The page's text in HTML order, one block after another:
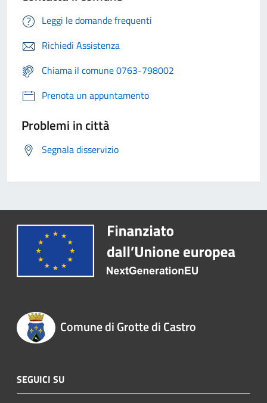
Leggi le domande frequenti
Richiedi Assistenza
Chiama il comune 0763-798002
Prenota un appuntamento
Problemi in città
Segnala disservizio
Comune di Grotte di Castro
SEGUICI SU